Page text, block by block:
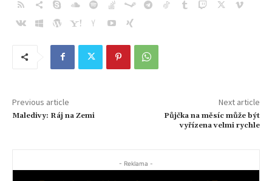
Previous article
Maledivy: Ráj na Zemi
Next article
Půjčka na měsíc může být
vyřízena velmi rychle
- Reklama -